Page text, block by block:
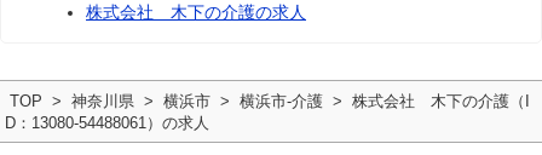
株式会社 木下の介護の求人
TOP 神奈川県 横浜市 横浜市-介護
株式会社 木下の介護（I
D：13080-54488061）の求人